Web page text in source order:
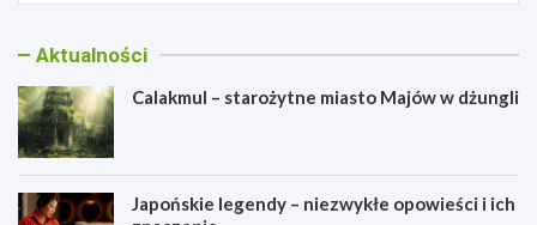
Aktualności
Calakmul – starożytne miasto Majów w dżungli
Japońskie legendy – niezwykłe opowieści i ich